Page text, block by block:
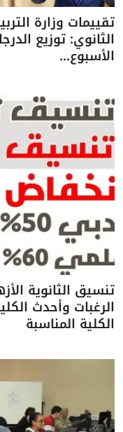
الثانوي: توزيع
الأسبوع...
الرغبات وأحدث
الكلية المناسبة